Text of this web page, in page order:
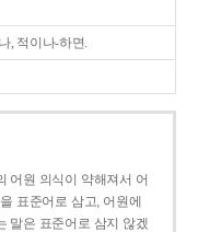
, 적이나-하면.
어원 의식이 약해져서 어
표준어로 삼고, 어원에
말은 표준어로 삼지 않겠